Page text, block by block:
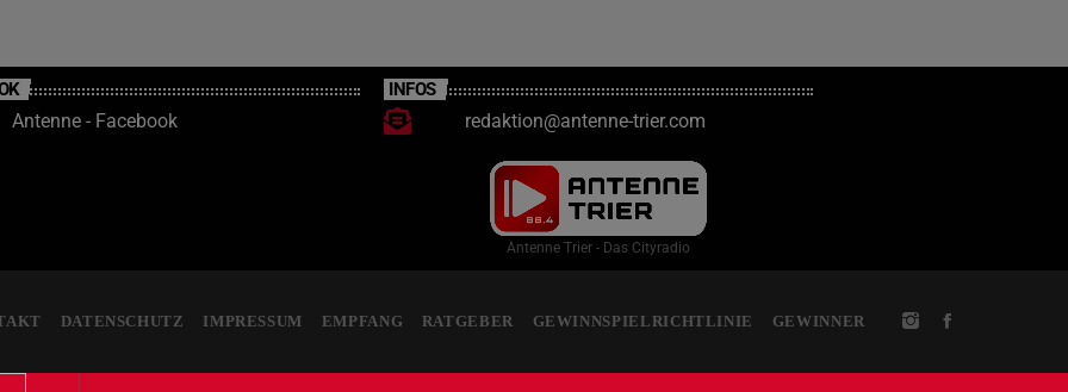
Antenne - Facebook
INFOS
redaktion@antenne-trier.com
Antenne Trier - Das Cityradio
DATENSCHUTZ IMPRESSUM EMPFANG RATGEBER GEWINNSPIELRICHTLINIE GEWINNER